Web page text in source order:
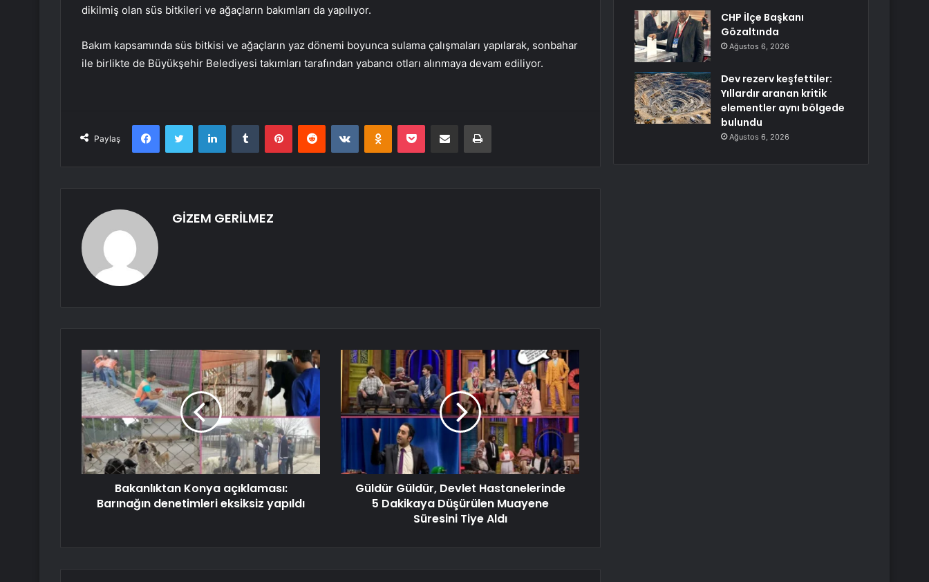
dikilmiş olan süs bitkileri ve ağaçların bakımları da yapılıyor.
Bakım kapsamında süs bitkisi ve ağaçların yaz dönemi boyunca sulama çalışmaları yapılarak, sonbahar
ile birlikte de Büyükşehir Belediyesi takımları tarafından yabancı otları alınmaya devam ediliyor.
Paylaş
FacebookTwitter LinkedInTumblr PinterestReddit VKontakteOdnoklassniki
Pocket E-Posta ile paylaş Yazdır
GİZEM GERİLMEZ
Bakanlıktan Konya açıklaması:
Barınağın denetimleri eksiksiz yapıldı
Güldür Güldür, Devlet Hastanelerinde
5 Dakikaya Düşürülen Muayene
Süresini Tiye Aldı
CHP İlçe Başkanı
Gözaltında
Ağustos 6, 2026
Dev rezerv keşfettiler:
Yıllardır aranan kritik
elementler aynı bölgede
bulundu
Ağustos 6, 2026